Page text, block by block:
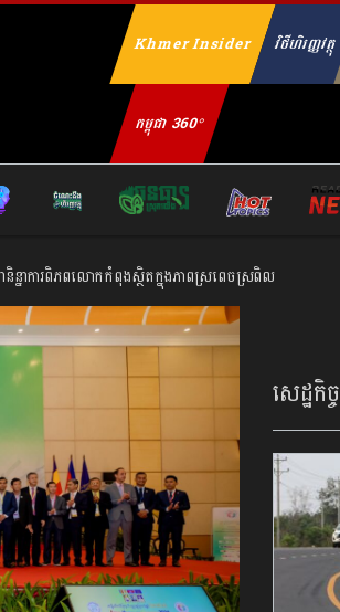
Khmer Insider វិថីហិរញ្ញវត្ថុ
កម្ពុជា 360°
ានិន្នាការ​ពិភពលោក​កំពុងស្ថិត​ក្នុងភាពស្រពេចស្រពិល
សេដ្ឋកិច្ច